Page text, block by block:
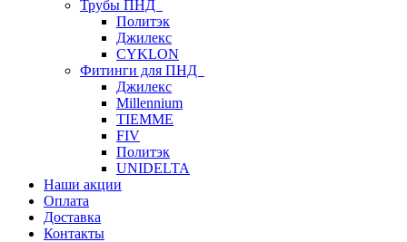
Трубы ПНД
Политэк
Джилекс
CYKLON
Фитинги для ПНД
Джилекс
Millennium
TIEMME
FIV
Политэк
UNIDELTA
Наши акции
Оплата
Доставка
Контакты